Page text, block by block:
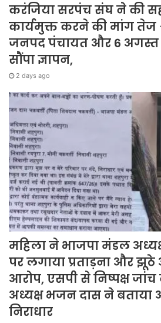
करंजिया सरपंच संघ ने की
कार्यमुक्त करने की मांग
जनपद पंचायत और 6
सौंपा ज्ञापन,
2 days ago
महिला ने भाजपा मंडल
पर लगाया प्रताड़ना और
आरोप, एसपी से निष्पक्ष
अध्यक्ष भजन दास ने बताया
निराधार